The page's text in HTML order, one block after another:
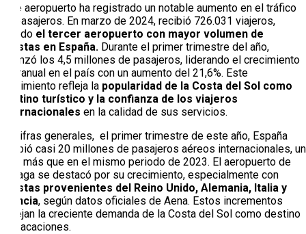
Este aeropuerto ha registrado un notable aumento en el tráfico
de pasajeros. En marzo de 2024, recibió 726.031 viajeros,
siendo el tercer aeropuerto con mayor volumen de
turistas en España. Durante el primer trimestre del año,
alcanzó los 4,5 millones de pasajeros, liderando el crecimiento
interanual en el país con un aumento del 21,6%. Este
crecimiento refleja la popularidad de la Costa del Sol como
destino turístico y la confianza de los viajeros
internacionales en la calidad de sus servicios.
En cifras generales, el primer trimestre de este año, España
recibió casi 20 millones de pasajeros aéreos internacionales, un
16% más que en el mismo periodo de 2023. El aeropuerto de
Málaga se destacó por su crecimiento, especialmente con
turistas provenientes del Reino Unido, Alemania, Italia y
Francia, según datos oficiales de Aena. Estos incrementos
reflejan la creciente demanda de la Costa del Sol como destino
de vacaciones.